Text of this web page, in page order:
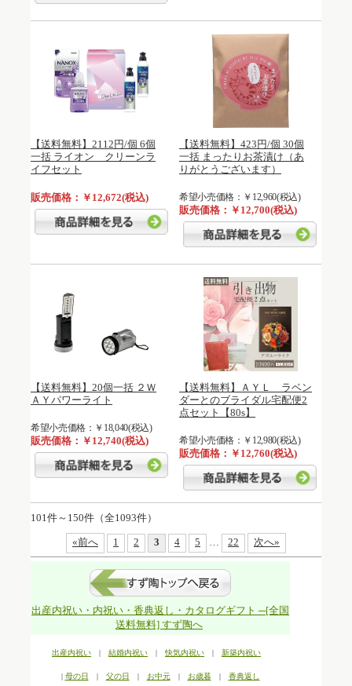
【送料無料】2112円/個 6個
一括 ライオン クリーンラ
イフセット
販売価格：￥12,672(税込)
【送料無料】423円/個 30個
一括 まったりお茶漬け（あ
りがとうございます）
希望小売価格：￥12,960(税込)
販売価格：￥12,700(税込)
【送料無料】20個一括 ２Ｗ
ＡＹパワーライト
希望小売価格：￥18,040(税込)
販売価格：￥12,740(税込)
【送料無料】ＡＹＬ ラベン
ダーとのブライダル宅配便2
点セット【80s】
希望小売価格：￥12,980(税込)
販売価格：￥12,760(税込)
101件～150件（全1093件）
«前へ 1 2 3 4 5 22 次へ»
出産内祝い・内祝い・香典返し・カタログギフト ─[全国
送料無料] すず陶へ
出産内祝い | 結婚内祝い | 快気内祝い | 新築内祝い
| 母の日 | 父の日 | お中元| お歳暮| 香典返し